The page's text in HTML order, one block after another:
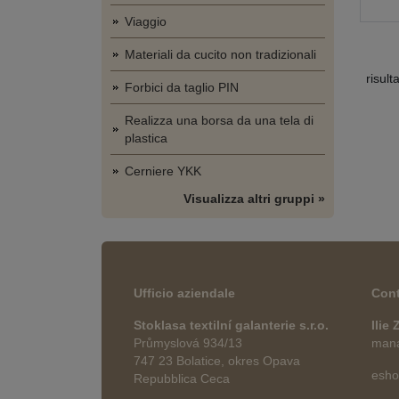
Viaggio
Materiali da cucito non tradizionali
Forbici da taglio PIN
Realizza una borsa da una tela di
plastica
Cerniere YKK
Visualizza altri gruppi »
Ufficio aziendale
Stoklasa textilní galanterie s.r.o.
Průmyslová 934/13
747 23 Bolatice, okres Opava
Repubblica Ceca
Ilie